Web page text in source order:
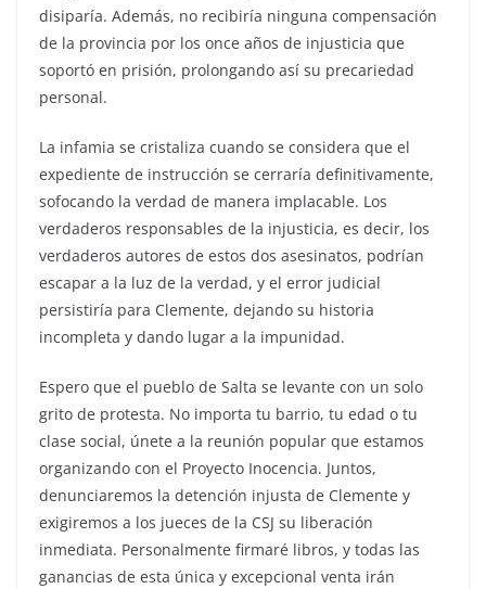
disiparía. Además, no recibiría ninguna compensación
de la provincia por los once años de injusticia que
soportó en prisión, prolongando así su precariedad
personal.
La infamia se cristaliza cuando se considera que el
expediente de instrucción se cerraría definitivamente,
sofocando la verdad de manera implacable. Los
verdaderos responsables de la injusticia, es decir, los
verdaderos autores de estos dos asesinatos, podrían
escapar a la luz de la verdad, y el error judicial
persistiría para Clemente, dejando su historia
incompleta y dando lugar a la impunidad.
Espero que el pueblo de Salta se levante con un solo
grito de protesta. No importa tu barrio, tu edad o tu
clase social, únete a la reunión popular que estamos
organizando con el Proyecto Inocencia. Juntos,
denunciaremos la detención injusta de Clemente y
exigiremos a los jueces de la CSJ su liberación
inmediata. Personalmente firmaré libros, y todas las
ganancias de esta única y excepcional venta irán